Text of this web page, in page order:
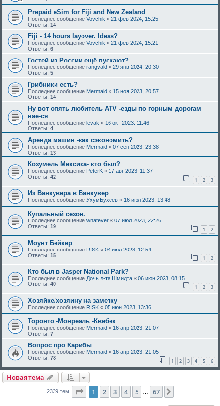
Prepaid eSim for Fiji and New Zealand
Последнее сообщение Vovchik « 21 фев 2024, 15:25
Ответы: 14
Fiji - 14 hours layover. Ideas?
Последнее сообщение Vovchik « 21 фев 2024, 15:21
Ответы: 6
Гостей из России ещё пускают?
Последнее сообщение rangvald « 29 янв 2024, 20:30
Ответы: 5
Грибники есть?
Последнее сообщение Mermaid « 15 ноя 2023, 20:57
Ответы: 14
Ну вот опять любитель ATV -езды по горным дорогам
нае-ся
Последнее сообщение levak « 16 окт 2023, 11:46
Ответы: 4
Аренда машин -как сэкономить?
Последнее сообщение Mermaid « 07 сен 2023, 23:38
Ответы: 13
Козумель Мексика- кто был?
Последнее сообщение PeterK « 17 авг 2023, 11:37
Ответы: 42 1 2 3
Из Ванкувера в Ванкувер
Последнее сообщение УхумБухеев « 16 июл 2023, 13:48
Купальный сезон.
Последнее сообщение whatever « 07 июл 2023, 22:26
Ответы: 19 1 2
Моунт Бейкер
Последнее сообщение RISK « 04 июл 2023, 12:54
Ответы: 15 1 2
Кто был в Jasper National Park?
Последнее сообщение Дочь л-та Шмидта « 06 июн 2023, 08:15
Ответы: 40 1 2 3
Хозяйке/хозяину на заметку
Последнее сообщение RISK « 05 июн 2023, 13:36
Торонто -Монреаль -Квебек
Последнее сообщение Mermaid « 16 апр 2023, 21:07
Ответы: 7
Вопрос про Карибы
Последнее сообщение Mermaid « 16 апр 2023, 21:05
Ответы: 78 1 2 3 4 5 6
Новая тема
2339 тем Страница из 67
1 2 3 4 5 67